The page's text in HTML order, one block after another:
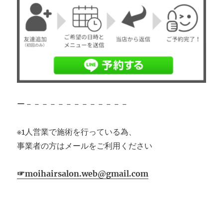
ー－－－－－－－－－－－－－
※1人営業で施術を行っている為、
事業者の方はメールをご利用ください
☞moihairsalon.web@gmail.com